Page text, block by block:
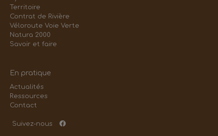
Territoire
Contrat de Rivière
Véloroute Voie Verte
Natura 2000
Savoir et faire
En pratique
Actualités
Ressources
Contact
Suivez-nous